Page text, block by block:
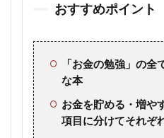
おすすめポイント
「お金の勉強」の全
な本
お金を貯める・増や
項目に分けてそれぞ